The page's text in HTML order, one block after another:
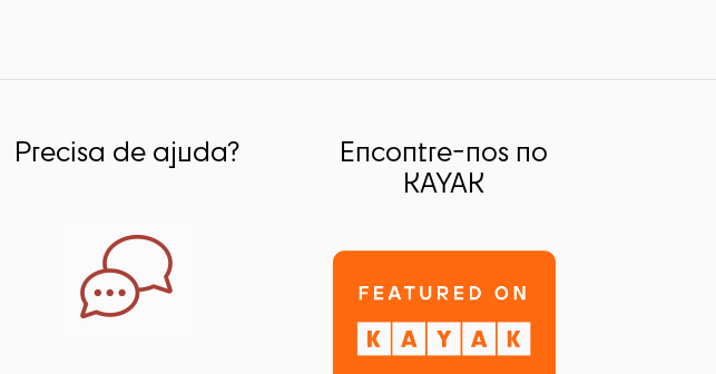
Precisa de ajuda?
Encontre-nos no
KAYAK